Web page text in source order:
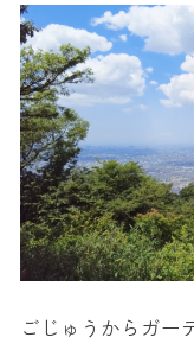
ごじゅうからガー